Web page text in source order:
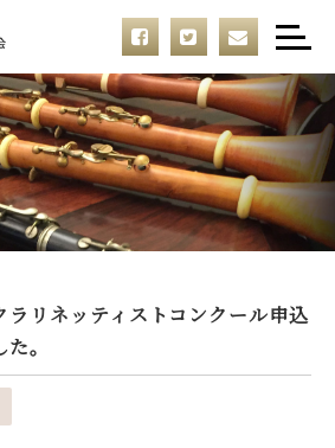
リネッティストコンクール申込
。